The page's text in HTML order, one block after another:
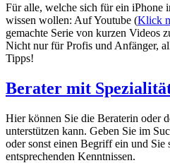
Für alle, welche sich für ein iPhone
wissen wollen: Auf Youtube (Klick
gemachte Serie von kurzen Videos
Nicht nur für Profis und Anfänger,
Tipps!
Berater mit
Hier können Sie die Beraterin oder
unterstützen kann. Geben Sie im
oder sonst einen Begriff ein und Sie
entsprechenden Kenntnissen.